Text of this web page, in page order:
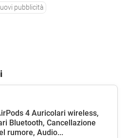
pubblicità
4 Auricolari wireless,
Bluetooth, Cancellazione
rumore, Audio...